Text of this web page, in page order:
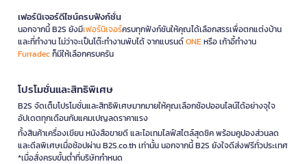
เฟอร์นิเจอร์ดีไซน์ครบฟังก์ชั่น
นอกจากนี้ B2S ยังมีเฟอร์นิเจอร์ครบทุกฟังก์ชันให้คุณได้เลือกสรรเพื่อตกแต่งบ้าน
และที่ทำงาน ไม่ว่าจะเป็นโต๊ะทำงานพับได้ จากแบรนด์ONEหรือ เก้าอี้ทำงาน
Furradecก็มีให้เลือกครบครัน
โปรโมชั่นและสิทธิพิเศษ
B2S จัดเต็มโปรโมชั่นและสิทธิพิเศษมากมายให้คุณเลือกช้อปออนไลน์ได้อย่างจุใจ
อัปเดตทุกเดือนกับแคมเปญลดราคาแรง
ทั้งสินค้าเครื่องเขียน หนังสือขายดี และไอเทมไลฟ์สไตล์สุดชิค พร้อมคูปองส่วนลด
และดีลพิเศษเมื่อช้อปผ่าน B2S.co.th เท่านั้น นอกจากนี้ B2S ยังใจดีส่งฟรีทั่วประเทศ
*เมื่อสั่งครบขั้นต่ำที่บริษัทกำหนด